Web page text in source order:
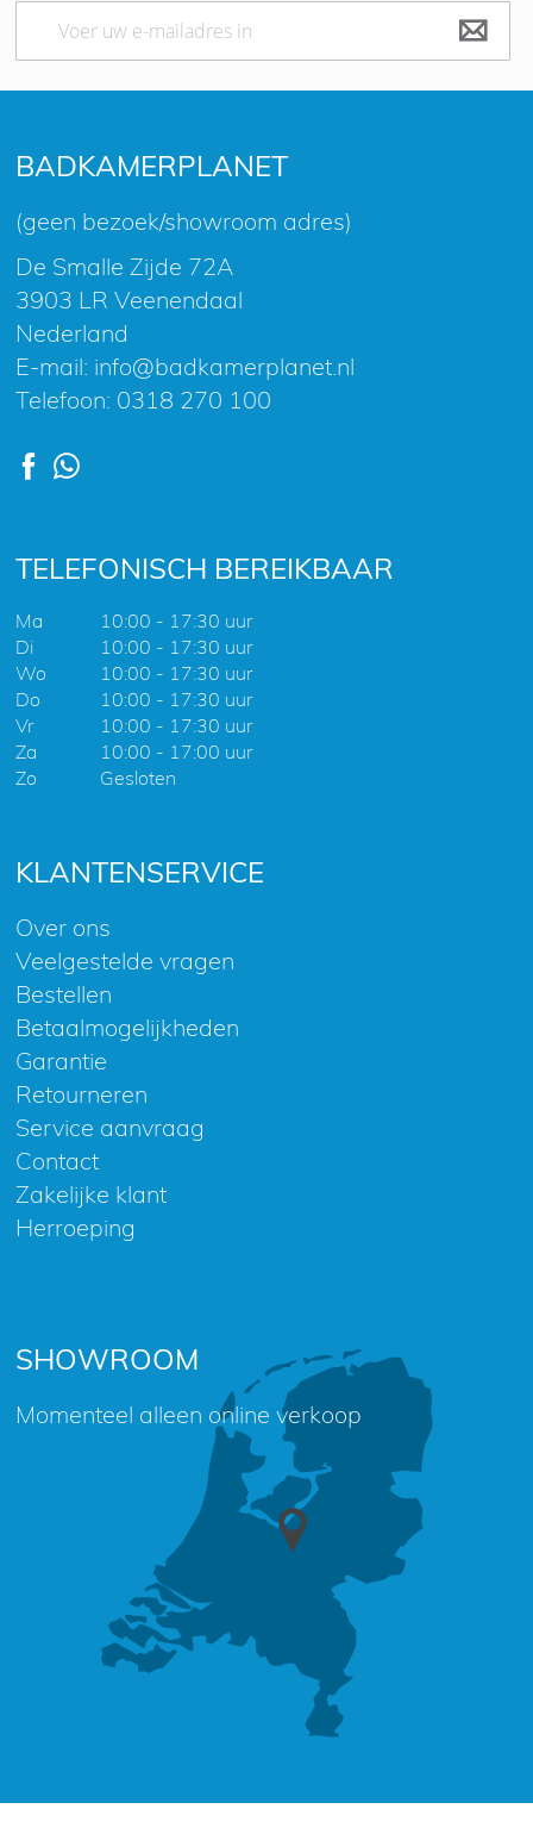
BADKAMERPLANET
(geen bezoek/showroom adres)
De Smalle Zijde 72A
3903 LR Veenendaal
Nederland
E-mail: info@badkamerplanet.nl
Telefoon: 0318 270 100
TELEFONISCH BEREIKBAAR
Ma
10:00 - 17:30 uur
Di
10:00 - 17:30 uur
Wo
10:00 - 17:30 uur
Do
10:00 - 17:30 uur
Vr
10:00 - 17:30 uur
Za
10:00 - 17:00 uur
Zo
Gesloten
KLANTENSERVICE
Over ons
Veelgestelde vragen
Bestellen
Betaalmogelijkheden
Garantie
Retourneren
Service aanvraag
Contact
Zakelijke klant
Herroeping
SHOWROOM
Momenteel alleen online verkoop
Abonneer
op
nieuwsbrief